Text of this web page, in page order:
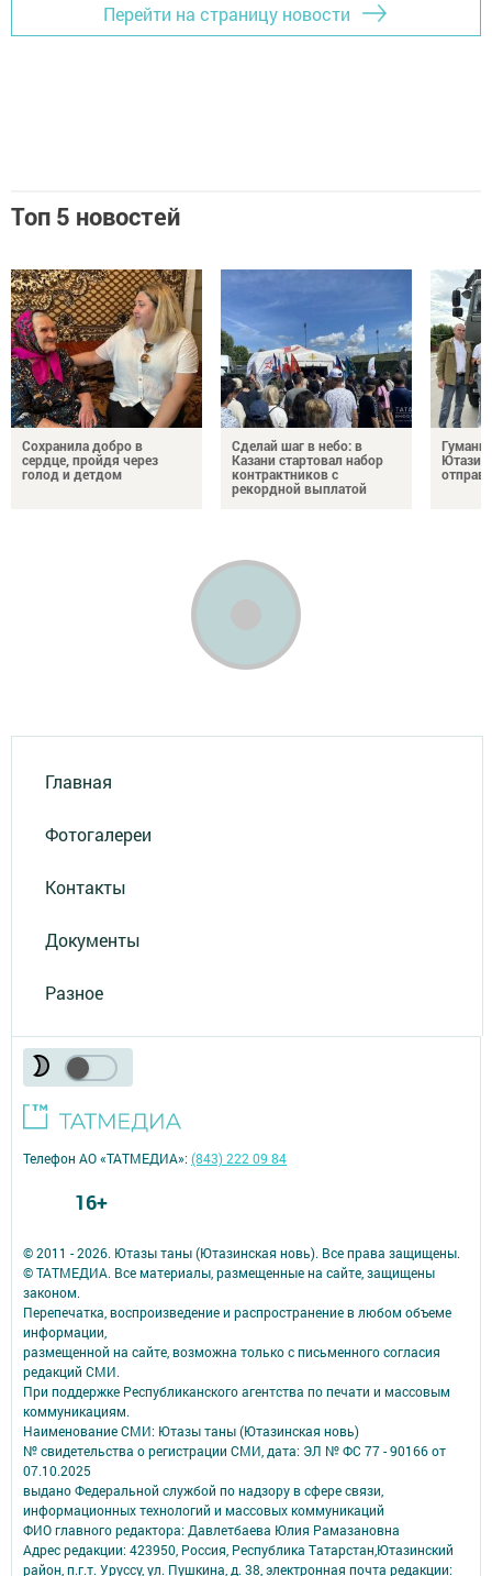
Перейти на страницу новости
Топ 5 новостей
Сохранила добро в
сердце, пройдя через
голод и детдом
Сделай шаг в небо: в
Казани стартовал набор
контрактников с
рекордной выплатой
Главная
Фотогалереи
Контакты
Документы
Разное
© 2011 - 2026. Ютазы таны (Ютазинская новь). Все права защищены.
© ТАТМЕДИА. Все материалы, размещенные на сайте, защищены
законом.
Перепечатка, воспроизведение и распространение в любом объеме
информации,
размещенной на сайте, возможна только с письменного согласия
редакций СМИ.
При поддержке Республиканского агентства по печати и массовым
коммуникациям.
Наименование СМИ: Ютазы таны (Ютазинская новь)
№ свидетельства о регистрации СМИ, дата: ЭЛ № ФС 77 - 90166 от
07.10.2025
выдано Федеральной службой по надзору в сфере связи,
информационных технологий и массовых коммуникаций
ФИО главного редактора: Давлетбаева Юлия Рамазановна
Адрес редакции: 423950, Россия, Республика Татарстан,Ютазинский
район, п.г.т. Уруссу, ул. Пушкина, д. 38, электронная почта редакции:
Телефон АО «ТАТМЕДИА»:(843) 222 09 84
16+